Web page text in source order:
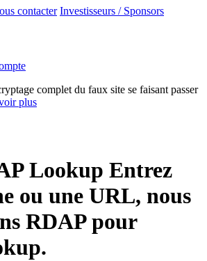
contacter Investisseurs / Sponsors
complet du faux site se faisant passer
plus
Lookup Entrez
ou une URL, nous
RDAP pour